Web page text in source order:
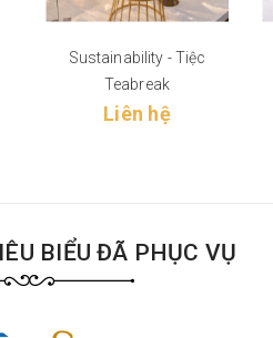
Sustainability - Tiệc
Teabreak
Liên hệ
BIỂU ĐÃ PHỤC VỤ